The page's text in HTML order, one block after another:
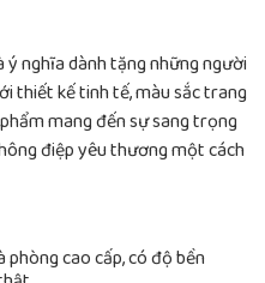
ý nghĩa dành tặng những người
thiết kế tinh tế, màu sắc trang
mang đến sự sang trọng
điệp yêu thương một cách
cao cấp, có độ bền